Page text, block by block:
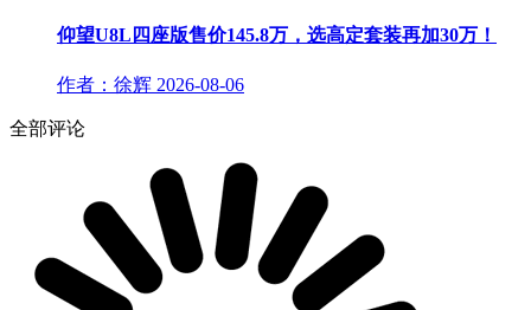
仰望U8L四座版售价145.8万，选高定套装再加30万！
作者：徐辉 2026-08-06
全部评论